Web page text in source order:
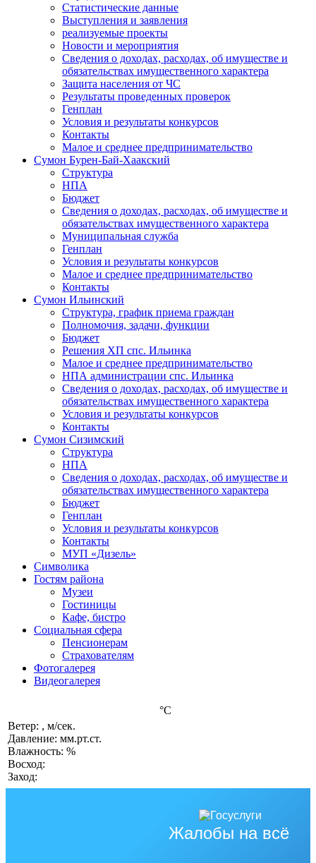
Статистические данные
Выступления и заявления
реализуемые проекты
Новости и мероприятия
Сведения о доходах, расходах, об имуществе и
обязательствах имущественного характера
Защита населения от ЧС
Результаты проведенных проверок
Генплан
Условия и результаты конкурсов
Контакты
Малое и среднее предпринимательство
Сумон Бурен-Бай-Хаакский
Структура
НПА
Бюджет
Сведения о доходах, расходах, об имуществе и
обязательствах имущественного характера
Муниципальная служба
Генплан
Условия и результаты конкурсов
Малое и среднее предпринимательство
Контакты
Сумон Ильинский
Структура, график приема граждан
Полномочия, задачи, функции
Бюджет
Решения ХП спс. Ильинка
Малое и среднее предпринимательство
НПА администрации спс. Ильинка
Сведения о доходах, расходах, об имуществе и
обязательствах имущественного характера
Условия и результаты конкурсов
Контакты
Сумон Сизимский
Структура
НПА
Сведения о доходах, расходах, об имуществе и
обязательствах имущественного характера
Бюджет
Генплан
Условия и результаты конкурсов
Контакты
МУП «Дизель»
Символика
Гостям района
Музеи
Гостиницы
Кафе, бистро
Социальная сфера
Пенсионерам
Страхователям
Фотогалерея
Видеогалерея
°C
Ветер: , м/сек.
Давление: мм.рт.ст.
Влажность: %
Восход:
Заход:
Жалобы на всё